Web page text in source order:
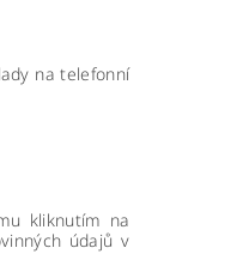
na telefonní
kliknutím na
údajů v